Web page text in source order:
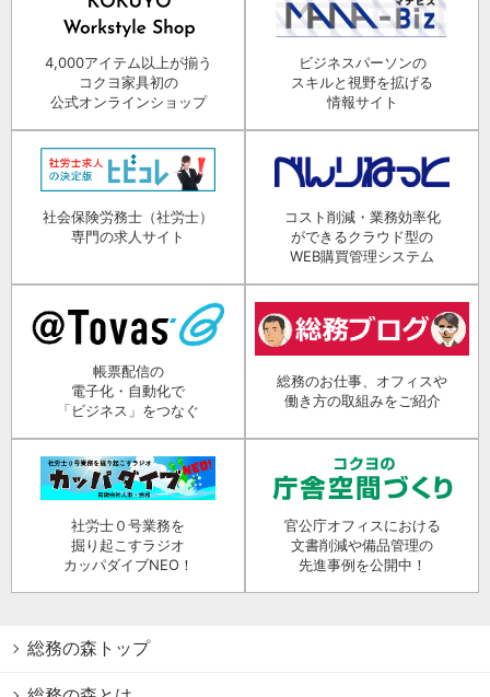
4,000アイテム以上が揃う
コクヨ家具初の
公式オンラインショップ
ビジネスパーソンの
スキルと視野を拡げる
情報サイト
社会保険労務士（社労士）
専門の求人サイト
コスト削減・業務効率化
ができるクラウド型の
WEB購買管理システム
帳票配信の
電子化・自動化で
「ビジネス」をつなぐ
総務のお仕事、オフィスや
働き方の取組みをご紹介
社労士０号業務を
掘り起こすラジオ
カッパダイブNEO！
官公庁オフィスにおける
文書削減や備品管理の
先進事例を公開中！
総務の森トップ